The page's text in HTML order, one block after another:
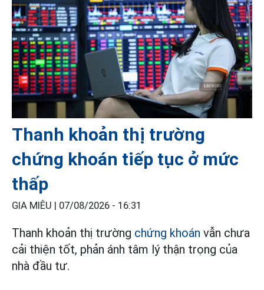
Thanh khoản thị trường
chứng khoán tiếp tục ở mức
thấp
GIA MIÊU | 07/08/2026 - 16:31
Thanh khoản thị trường chứng khoán vẫn chưa
cải thiện tốt, phản ánh tâm lý thận trọng của
nhà đầu tư.